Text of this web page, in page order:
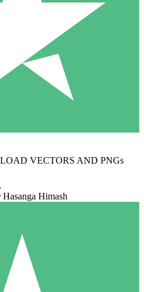
VECTORS AND PNGs
Hasanga Himash